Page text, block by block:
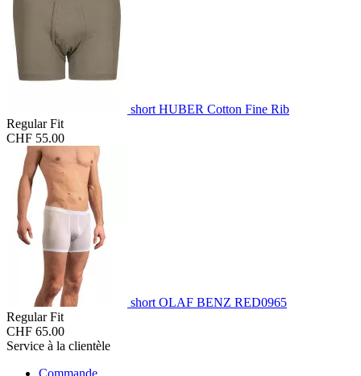
short HUBER Cotton Fine Rib
Regular Fit
CHF 55.00
short OLAF BENZ RED0965
Regular Fit
CHF 65.00
Service à la clientèle